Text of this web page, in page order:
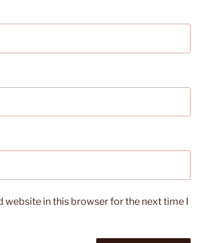
website in this browser for the next time I